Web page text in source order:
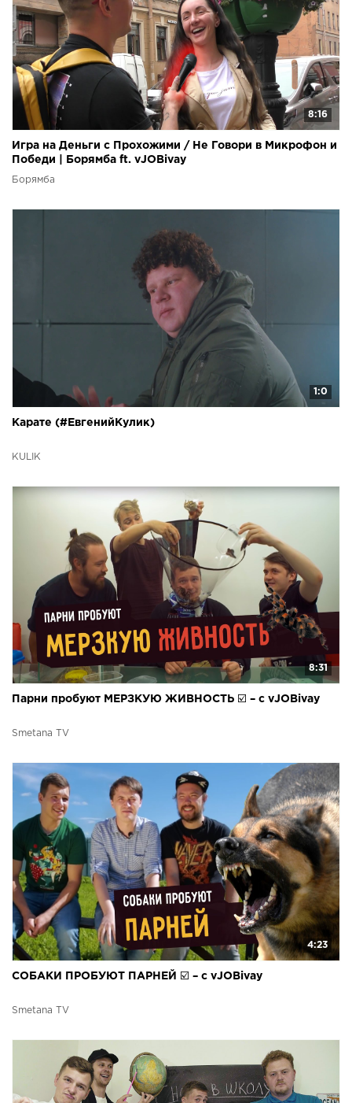
8:16
Игра на Деньги с Прохожими / Не Говори в Микрофон и
Победи | Борямба ft. vJOBivay
Борямба
1:0
Карате (#ЕвгенийКулик)
KULIK
8:31
Парни пробуют МЕРЗКУЮ ЖИВНОСТЬ ☑️ – с vJOBivay
Smetana TV
4:23
СОБАКИ ПРОБУЮТ ПАРНЕЙ ☑️ – с vJOBivay
Smetana TV